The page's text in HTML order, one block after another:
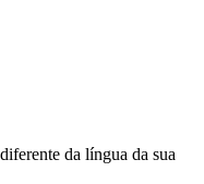
da língua da sua